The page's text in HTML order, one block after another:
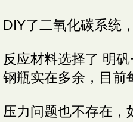
DIY了二氧化碳系统
反应材料选择了 明
钢瓶实在多余，目前
压力问题也不存在，